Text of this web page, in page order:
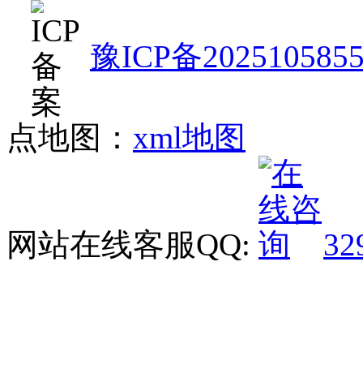
豫ICP备
点地图： xml地图
网站在线客服QQ: